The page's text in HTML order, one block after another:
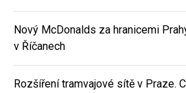
Nový McDonalds za hranicemi
v Říčanech
Rozšíření tramvajové sítě v Praze.